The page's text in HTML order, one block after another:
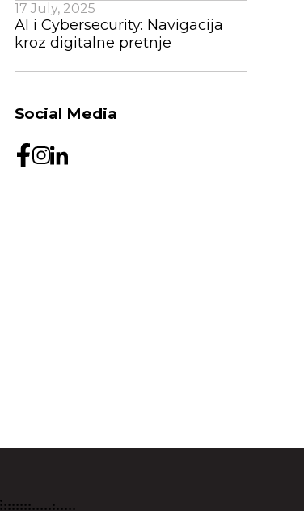
17 July, 2025
AI i Cybersecurity: Navigacija
kroz digitalne pretnje
Social Media